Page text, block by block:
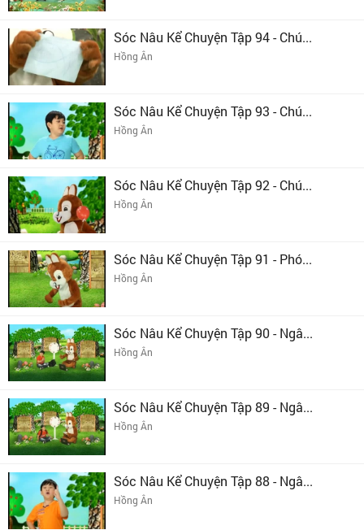
Sóc Nâu Kể Chuyện Tập 94 - Chú...
Hồng Ân
Sóc Nâu Kể Chuyện Tập 93 - Chú...
Hồng Ân
Sóc Nâu Kể Chuyện Tập 92 - Chú...
Hồng Ân
Sóc Nâu Kể Chuyện Tập 91 - Phó...
Hồng Ân
Sóc Nâu Kể Chuyện Tập 90 - Ngâ...
Hồng Ân
Sóc Nâu Kể Chuyện Tập 89 - Ngâ...
Hồng Ân
Sóc Nâu Kể Chuyện Tập 88 - Ngâ...
Hồng Ân